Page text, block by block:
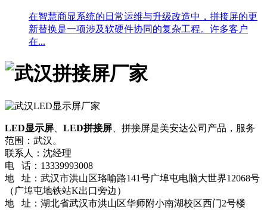
在智慧商显系统的日常运维与升级改造中，拼接屏的更
新替换是一项涉及软硬件协同的复杂工程。许多客户
在...
LED显示屏 LED拼接屏 、拼接屏是美安达公司产品，服务
范围：武汉。
联系人：沈经理
电 话：13339993008
地 址：武汉市洪山区珞喻路141号广埠屯电脑大世界12068号
（广埠屯地铁站K出口旁边）
地 址：湖北省武汉市洪山区华师附小南湖校区西门2号楼